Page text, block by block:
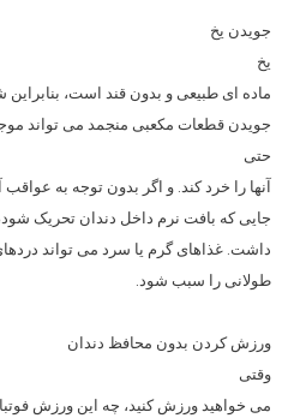
جویدن یخ
یخ
ماده ای طبیعی و بدون قند است،
جویدن قطعات مکعبی منجمد می تواند
حتی
آنها را خرد کند. و اگر بدون توجه به عواقب
جایی که بافت نرم داخل دندان تحریک شود،
داشت. غذاهای گرم یا سرد می تواند
طولانی را سبب شود.
ورزش کردن بدون محافظ دندان
وقتی
می خواهید ورزش کنید، چه این ورزش